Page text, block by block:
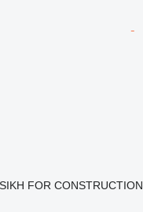
FOR CONSTRUCTION